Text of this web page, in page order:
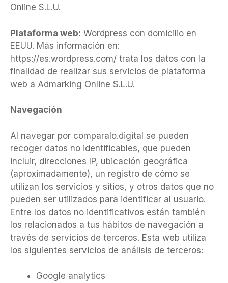
Online S.L.U.
Plataforma web: Wordpress con domicilio en
EEUU. Más información en:
https://es.wordpress.com/ trata los datos con la
finalidad de realizar sus servicios de plataforma
web a Admarking Online S.L.U.
Navegación
Al navegar por comparalo.digital se pueden
recoger datos no identificables, que pueden
incluir, direcciones IP, ubicación geográfica
(aproximadamente), un registro de cómo se
utilizan los servicios y sitios, y otros datos que no
pueden ser utilizados para identificar al usuario.
Entre los datos no identificativos están también
los relacionados a tus hábitos de navegación a
través de servicios de terceros. Esta web utiliza
los siguientes servicios de análisis de terceros:
Google analytics